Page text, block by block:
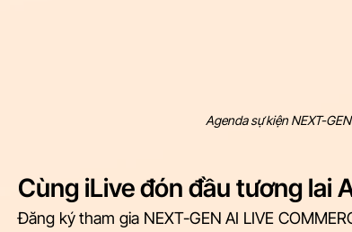
Agenda sự kiện NEXT-
Cùng iLive đón đầu tương lai
Đăng ký tham gia NEXT-GEN AI LIVE